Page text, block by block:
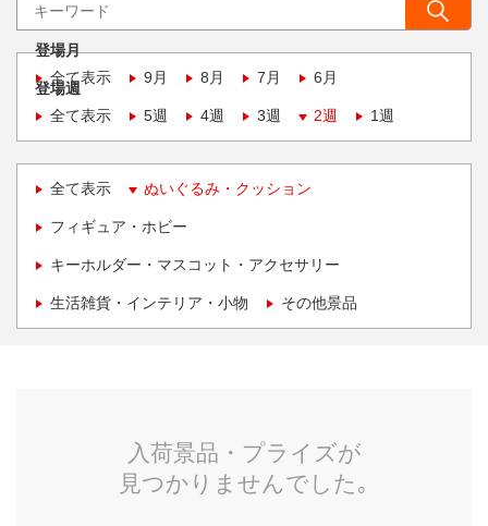
登場月
全て表示
9月 8月 7月 6月
登場週
全て表示
5週 4週 3週 2週 1週
全て表示 ぬいぐるみ・クッション
フィギュア・ホビー
キーホルダー・マスコット・アクセサリー
生活雑貨・インテリア・小物 その他景品